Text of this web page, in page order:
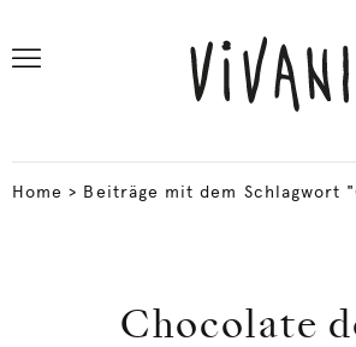
Home > Beiträge mit dem Schlagwort
Chocolate